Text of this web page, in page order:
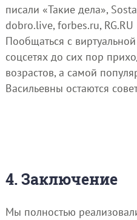
писали «Такие дела»,
dobro.live, forbes.ru,
Пообщаться с
соцсетях до сих пор
возрастов, а самой
Васильевны остаются
4. Заключение
Мы полностью